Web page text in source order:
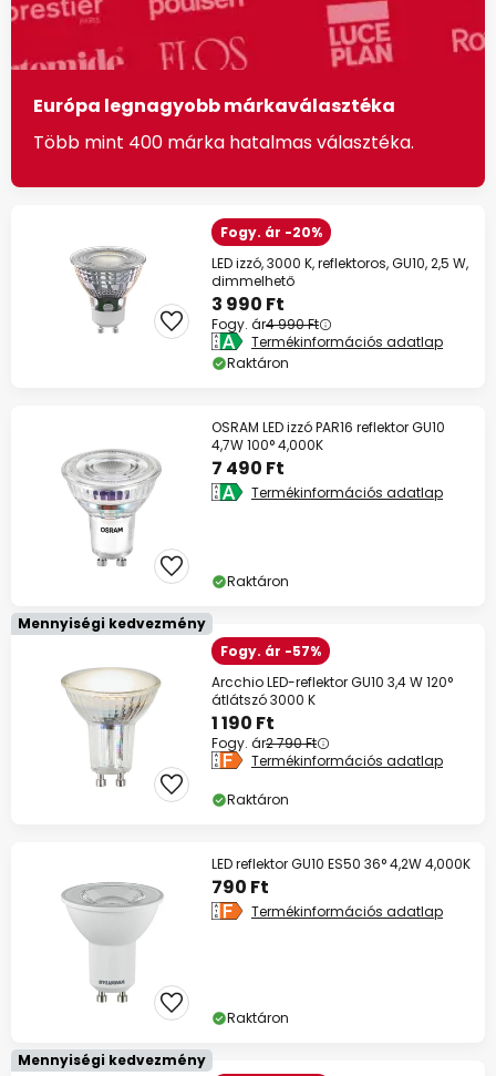
Európa legnagyobb márkaválasztéka
Több mint 400 márka hatalmas választéka.
Fogy. ár -20%
LED izzó, 3000 K, reflektoros, GU10, 2,5 W,
dimmelhető
3 990 Ft
Fogy. ár4 990 Ft
Termékinformációs adatlap
Raktáron
OSRAM LED izzó PAR16 reflektor GU10
4,7W 100° 4,000K
7 490 Ft
Termékinformációs adatlap
Raktáron
Mennyiségi kedvezmény
Fogy. ár -57%
Arcchio LED-reflektor GU10 3,4 W 120°
átlátszó 3000 K
1 190 Ft
Fogy. ár2 790 Ft
Termékinformációs adatlap
Raktáron
LED reflektor GU10 ES50 36° 4,2W 4,000K
790 Ft
Termékinformációs adatlap
Raktáron
Mennyiségi kedvezmény